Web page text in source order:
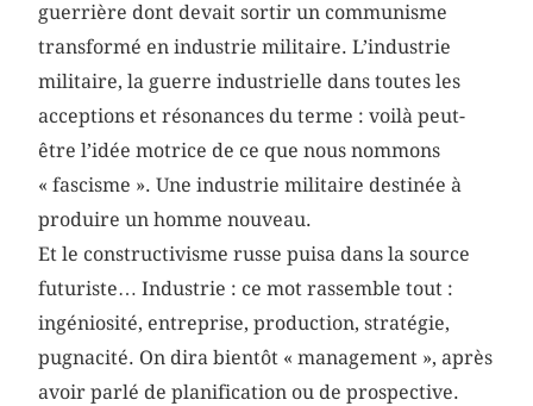
guerrière dont devait sortir un communisme
transformé en industrie militaire. L’industrie
militaire, la guerre industrielle dans toutes les
acceptions et résonances du terme : voilà peut-
être l’idée motrice de ce que nous nommons
« fascisme ». Une industrie militaire destinée à
produire un homme nouveau.
Et le constructivisme russe puisa dans la source
futuriste… Industrie : ce mot rassemble tout :
ingéniosité, entreprise, production, stratégie,
pugnacité. On dira bientôt « management », après
avoir parlé de planification ou de prospective.